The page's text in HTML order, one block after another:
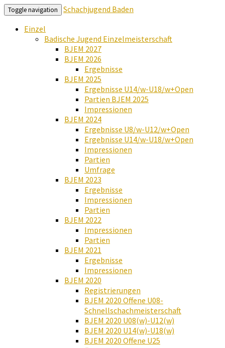
Toggle navigation
Schachjugend Baden
Einzel
Badische Jugend Einzelmeisterschaft
BJEM 2027
BJEM 2026
Ergebnisse
BJEM 2025
Ergebnisse U14/w-U18/w+Open
Partien BJEM 2025
Impressionen
BJEM 2024
Ergebnisse U8/w-U12/w+Open
Ergebnisse U14/w-U18/w+Open
Impressionen
Partien
Umfrage
BJEM 2023
Ergebnisse
Impressionen
Partien
BJEM 2022
Impressionen
Partien
BJEM 2021
Ergebnisse
Impressionen
BJEM 2020
Registrierungen
BJEM 2020 Offene U08-
Schnellschachmeisterschaft
BJEM 2020 U08(w)-U12(w)
BJEM 2020 U14(w)-U18(w)
BJEM 2020 Offene U25